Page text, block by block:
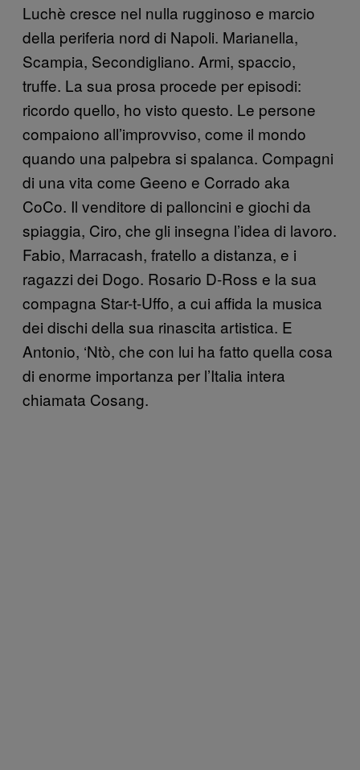
Luchè cresce nel nulla rugginoso e marcio
della periferia nord di Napoli. Marianella,
Scampia, Secondigliano. Armi, spaccio,
truffe. La sua prosa procede per episodi:
ricordo quello, ho visto questo. Le persone
compaiono all’improvviso, come il mondo
quando una palpebra si spalanca. Compagni
di una vita come Geeno e Corrado aka
CoCo. Il venditore di palloncini e giochi da
spiaggia, Ciro, che gli insegna l’idea di lavoro.
Fabio, Marracash, fratello a distanza, e i
ragazzi dei Dogo. Rosario D-Ross e la sua
compagna Star-t-Uffo, a cui affida la musica
dei dischi della sua rinascita artistica. E
Antonio, ‘Ntò, che con lui ha fatto quella cosa
di enorme importanza per l’Italia intera
chiamata Cosang.